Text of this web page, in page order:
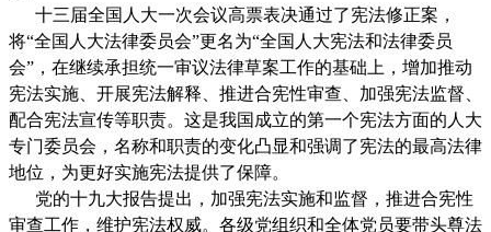
十三届全国人大一次会议高票表决通过了宪法修正案，
将“全国人大法律委员会”更名为“全国人大宪法和法律委员
会”，在继续承担统一审议法律草案工作的基础上，增加推动
宪法实施、开展宪法解释、推进合宪性审查、加强宪法监督、
配合宪法宣传等职责。这是我国成立的第一个宪法方面的人大
专门委员会，名称和职责的变化凸显和强调了宪法的最高法律
地位，为更好实施宪法提供了保障。
党的十九大报告提出，加强宪法实施和监督，推进合宪性
审查工作，维护宪法权威。各级党组织和全体党员要带头尊法